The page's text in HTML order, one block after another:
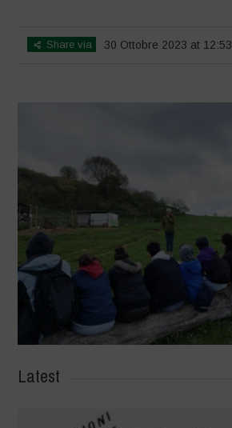
Share via 30 Ottobre 2023 at 12:53
Latest